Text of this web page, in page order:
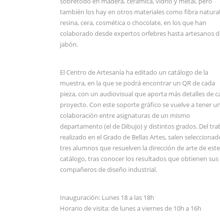
también los hay en otros materiales como fibra
resina, cera, cosmética o chocolate, en los que han
colaborado desde expertos orfebres hasta artesanos
jabón.
El Centro de Artesanía ha editado un catálogo de la
muestra, en la que se podrá encontrar un QR de cada
pieza, con un audiovisual que aporta más detalles de
proyecto. Con este soporte gráfico se vuelve a tener
colaboración entre asignaturas de un mismo
departamento (el de Dibujo) y distintos grados. Del
realizado en el Grado de Bellas Artes, salen
tres alumnos que resuelven la dirección de arte de este
catálogo, tras conocer los resultados que obtienen sus
compañeros de diseño industrial.
Inauguración: Lunes 18 a las 18h
Horario de visita: de lunes a viernes de 10h a 16h